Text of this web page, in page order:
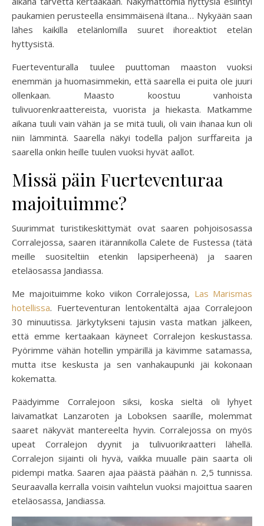
paukamien perusteella ensimmäisenä iltana… Nykyään saan
lähes kaikilla etelänlomilla suuret ihoreaktiot etelän
hyttysistä.
Fuerteventuralla tuulee puuttoman maaston vuoksi
enemmän ja huomasimmekin, että saarella ei puita ole juuri
ollenkaan. Maasto koostuu vanhoista
tulivuorenkraattereista, vuorista ja hiekasta. Matkamme
aikana tuuli vain vähän ja se mitä tuuli, oli vain ihanaa kun oli
niin lämmintä. Saarella näkyi todella paljon surffareita ja
saarella onkin heille tuulen vuoksi hyvät aallot.
Missä päin Fuerteventuraa
majoituimme?
Suurimmat turistikeskittymät ovat saaren pohjoisosassa
Corralejossa, saaren itärannikolla Calete de Fustessa (tätä
meille suositeltiin etenkin lapsiperheenä) ja saaren
eteläosassa Jandiassa.
Me majoituimme koko viikon Corralejossa, Las Marismas
hotellissa. Fuerteventuran lentokentältä ajaa Corralejoon
30 minuutissa. Järkytykseni tajusin vasta matkan jälkeen,
että emme kertaakaan käyneet Corralejon keskustassa.
Pyörimme vähän hotellin ympärillä ja kävimme satamassa,
mutta itse keskusta ja sen vanhakaupunki jäi kokonaan
kokematta.
Päädyimme Corralejoon siksi, koska sieltä oli lyhyet
laivamatkat Lanzaroten ja Loboksen saarille, molemmat
saaret näkyvät mantereelta hyvin. Corralejossa on myös
upeat Corralejon dyynit ja tulivuorikraatteri lähellä.
Corralejon sijainti oli hyvä, vaikka muualle päin saarta oli
pidempi matka. Saaren ajaa päästä päähän n. 2,5 tunnissa.
Seuraavalla kerralla voisin vaihtelun vuoksi majoittua saaren
eteläosassa, Jandiassa.